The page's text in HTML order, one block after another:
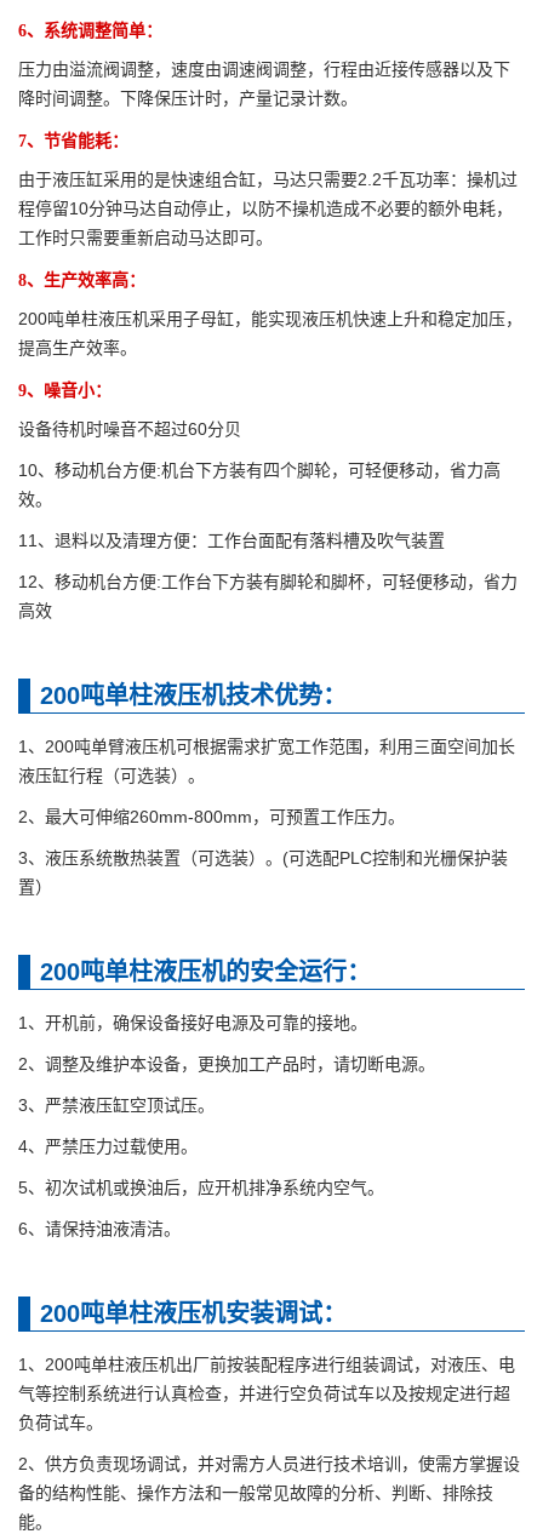
6、系统调整简单：
压力由溢流阀调整，速度由调速阀调整，行程由近接传感器以及下
降时间调整。下降保压计时，产量记录计数。
7、节省能耗：
由于液压缸采用的是快速组合缸，马达只需要2.2千瓦功率：操机过
程停留10分钟马达自动停止，以防不操机造成不必要的额外电耗，
工作时只需要重新启动马达即可。
8、生产效率高：
200吨单柱液压机采用子母缸，能实现液压机快速上升和稳定加压，
提高生产效率。
9、噪音小：
设备待机时噪音不超过60分贝
10、移动机台方便:机台下方装有四个脚轮，可轻便移动，省力高
效。
11、退料以及清理方便：工作台面配有落料槽及吹气装置
12、移动机台方便:工作台下方装有脚轮和脚杯，可轻便移动，省力
高效
200吨单柱液压机技术优势：
1、200吨单臂液压机可根据需求扩宽工作范围，利用三面空间加长
液压缸行程（可选装）。
2、最大可伸缩260mm-800mm，可预置工作压力。
3、液压系统散热装置（可选装）。(可选配PLC控制和光栅保护装
置）
200吨单柱液压机的安全运行：
1、开机前，确保设备接好电源及可靠的接地。
2、调整及维护本设备，更换加工产品时，请切断电源。
3、严禁液压缸空顶试压。
4、严禁压力过载使用。
5、初次试机或换油后，应开机排净系统内空气。
6、请保持油液清洁。
200吨单柱液压机安装调试：
1、200吨单柱液压机出厂前按装配程序进行组装调试，对液压、电
气等控制系统进行认真检查，并进行空负荷试车以及按规定进行超
负荷试车。
2、供方负责现场调试，并对需方人员进行技术培训，使需方掌握设
备的结构性能、操作方法和一般常见故障的分析、判断、排除技
能。